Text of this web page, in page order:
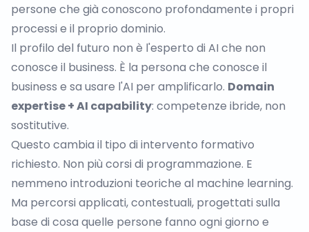
persone che già conoscono profondamente i propri
processi e il proprio dominio.
Il profilo del futuro non è l'esperto di AI che non
conosce il business. È la persona che conosce il
business e sa usare l'AI per amplificarlo. Domain
expertise + AI capability: competenze ibride, non
sostitutive.
Questo cambia il tipo di intervento formativo
richiesto. Non più corsi di programmazione. E
nemmeno introduzioni teoriche al machine learning.
Ma percorsi applicati, contestuali, progettati sulla
base di cosa quelle persone fanno ogni giorno e